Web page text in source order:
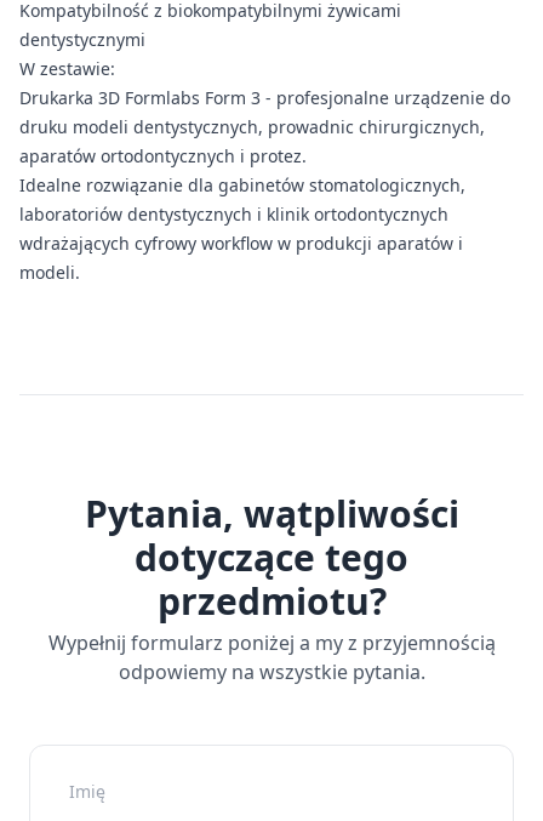
Kompatybilność z biokompatybilnymi żywicami
dentystycznymi
W zestawie:
Drukarka 3D Formlabs Form 3 - profesjonalne urządzenie do
druku modeli dentystycznych, prowadnic chirurgicznych,
aparatów ortodontycznych i protez.
Idealne rozwiązanie dla gabinetów stomatologicznych,
laboratoriów dentystycznych i klinik ortodontycznych
wdrażających cyfrowy workflow w produkcji aparatów i
modeli.
Pytania, wątpliwości
dotyczące tego
przedmiotu?
Wypełnij formularz poniżej a my z przyjemnością
odpowiemy na wszystkie pytania.